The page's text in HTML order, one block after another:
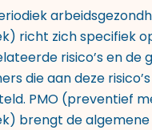
richt zich specifiek
risico’s en de
die aan deze
PMO (preventief
brengt de algemene